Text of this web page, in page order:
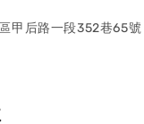
甲后路一段352巷65號